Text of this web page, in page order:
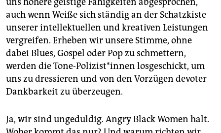
auch wenn Weiße sich ständig an der Schatzkiste
unserer intellektuellen und kreativen Leistungen
vergreifen. Erheben wir unsere Stimme, ohne
dabei Blues, Gospel oder Pop zu schmettern,
werden die Tone-Polizist*innen losgeschickt, um
uns zu dressieren und von den Vorzügen devoter
Dankbarkeit zu überzeugen.
Ja, wir sind ungeduldig. Angry Black Women halt.